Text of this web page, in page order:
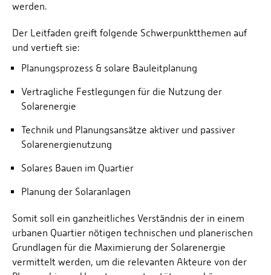
werden.
Der Leitfaden greift folgende Schwerpunktthemen auf
und vertieft sie:
Planungsprozess & solare Bauleitplanung
Vertragliche Festlegungen für die Nutzung der
Solarenergie
Technik und Planungsansätze aktiver und passiver
Solarenergienutzung
Solares Bauen im Quartier
Planung der Solaranlagen
Somit soll ein ganzheitliches Verständnis der in einem
urbanen Quartier nötigen technischen und planerischen
Grundlagen für die Maximierung der Solarenergie
vermittelt werden, um die relevanten Akteure von der